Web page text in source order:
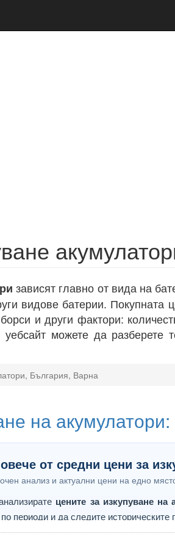
зависят главно от вида на
видове батерии. Покупната
и други фактори:
можете да разберете
България, Варна
на
от средни цени за
анализ и актуални цени на едно
цените за изкупуване на
периоди и да следите